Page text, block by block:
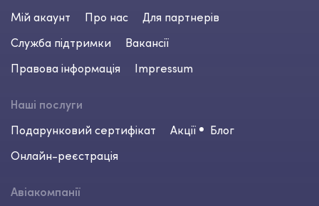
Мій акаунт
Про нас
Для партнерів
Служба підтримки
Вакансії
Правова інформація
Impressum
Наші послуги
Подарунковий сертифікат
Акції
Блог
Онлайн-реєстрація
Авіакомпанії